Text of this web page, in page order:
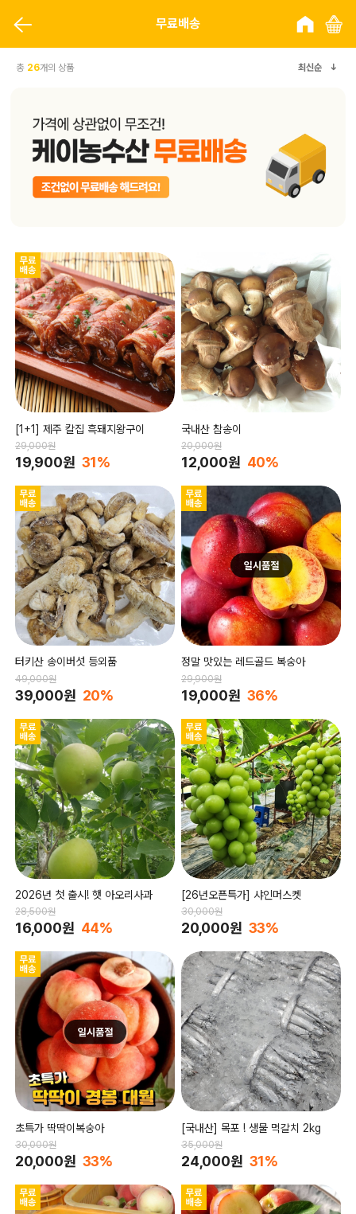
무료배송
총 26개의 상품 최신순
[1+1] 제주 칼집 흑돼지왕구이
29,000원
19,900원 31%
국내산 참송이
20,000원
12,000원 40%
터키산 송이버섯 등외품
49,000원
39,000원 20%
정말 맛있는 레드골드 복숭아
29,900원
19,000원 36%
2026년 첫 출시! 햇 아오리사과
28,500원
16,000원 44%
[26년오픈특가] 샤인머스켓
30,000원
20,000원 33%
초특가 딱딱이복숭아
30,000원
20,000원 33%
[국내산] 목포 ! 생물 먹갈치 2kg
35,000원
24,000원 31%